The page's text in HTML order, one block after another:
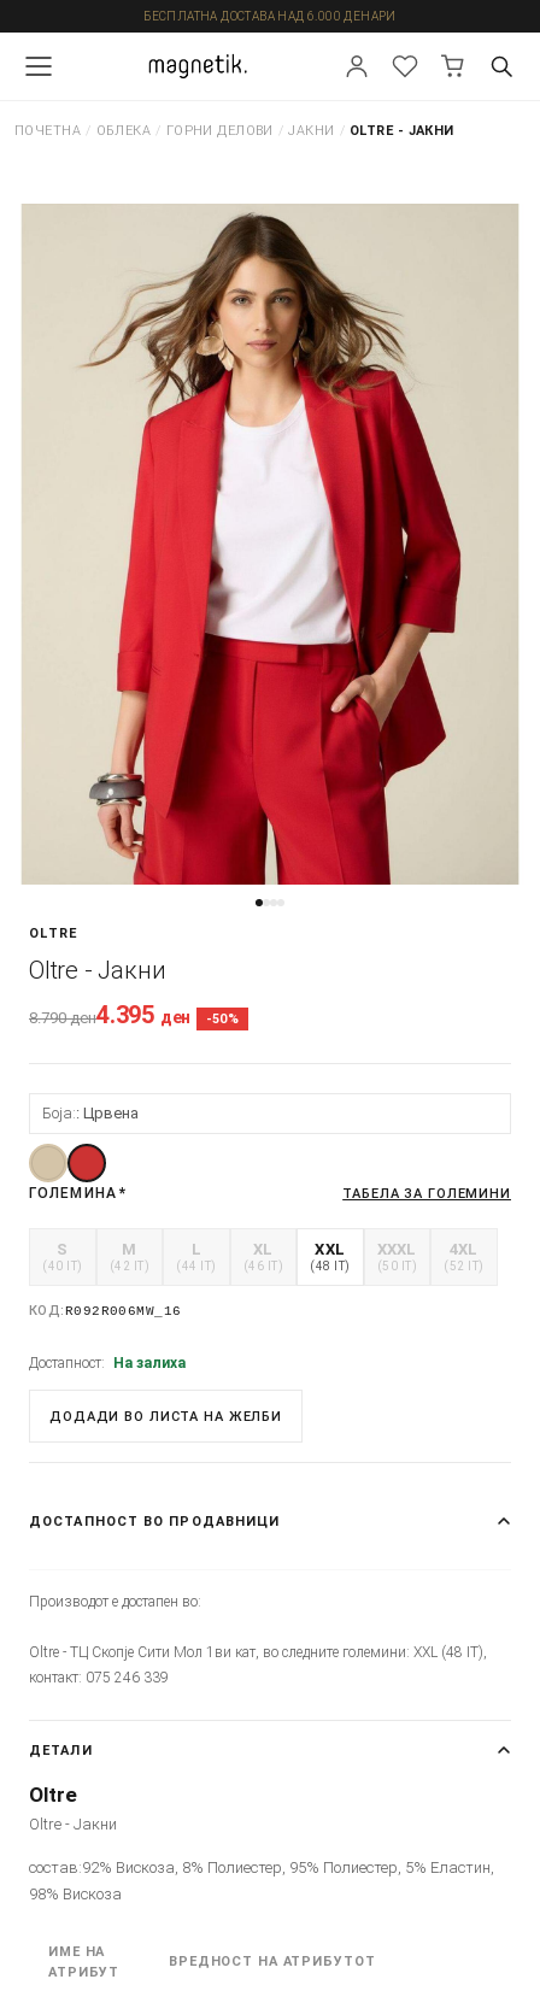
БЕСПЛАТНА ДОСТАВА НАД 6.000 ДЕНАРИ
ПОЧЕТНА / ОБЛЕКА / ГОРНИ ДЕЛОВИ / ЈАКНИ / OLTRE - ЈАКНИ
OLTRE
Oltre - Јакни
8.790ден4.395 ден -50%
Боја: Црвена
ГОЛЕМИНА * ТАБЕЛА ЗА ГОЛЕМИНИ
S
(40 IT)
M
(42 IT)
L
(44 IT)
XL
(46 IT)
XXL
(48 IT)
XXXL
(50 IT)
4XL
(52 IT)
КОД: R092R006MW_16
Достапност: На залиха
ДОДАДИ ВО ЛИСТА НА ЖЕЛБИ
ДОСТАПНОСТ ВО ПРОДАВНИЦИ
Производот е достапен во:
Oltre - ТЦ Скопје Сити Мол 1ви кат, во следните големини: XXL (48 IT),
контакт: 075 246 339
ДЕТАЛИ
Oltre
Oltre - Јакни
состав:92% Вискоза, 8% Полиестер, 95% Полиестер, 5% Еластин,
98% Вискоза
ИМЕ НА
АТРИБУТ
ВРЕДНОСТ НА АТРИБУТОТ